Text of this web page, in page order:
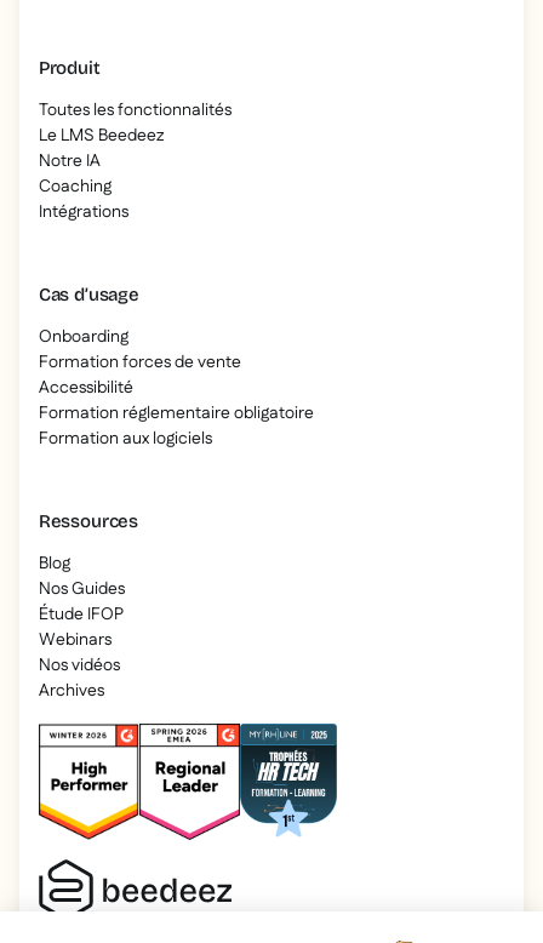
Produit
Toutes les fonctionnalités
Le LMS Beedeez
Notre IA
Coaching
Intégrations
Cas d’usage
Onboarding
Formation forces de vente
Accessibilité
Formation réglementaire obligatoire
Formation aux logiciels
Ressources
Blog
Nos Guides
Étude IFOP
Webinars
Nos vidéos
Archives